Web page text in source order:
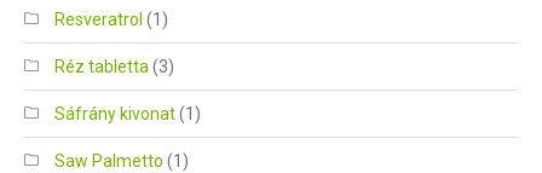
Resveratrol (1)
Réz tabletta (3)
Sáfrány kivonat(1)
Saw Palmetto (1)